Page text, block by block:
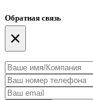
Обратная связь
×